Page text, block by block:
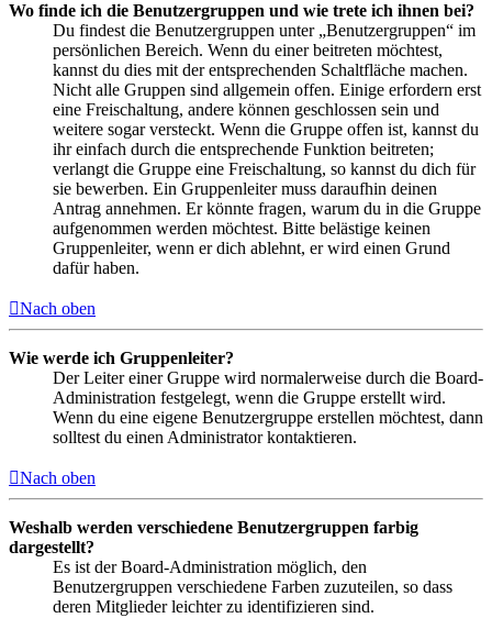
Wo finde ich die Benutzergruppen und wie trete ich ihnen bei?
Du findest die Benutzergruppen unter „Benutzergruppen“ im
persönlichen Bereich. Wenn du einer beitreten möchtest,
kannst du dies mit der entsprechenden Schaltfläche machen.
Nicht alle Gruppen sind allgemein offen. Einige erfordern erst
eine Freischaltung, andere können geschlossen sein und
weitere sogar versteckt. Wenn die Gruppe offen ist, kannst du
ihr einfach durch die entsprechende Funktion beitreten;
verlangt die Gruppe eine Freischaltung, so kannst du dich für
sie bewerben. Ein Gruppenleiter muss daraufhin deinen
Antrag annehmen. Er könnte fragen, warum du in die Gruppe
aufgenommen werden möchtest. Bitte belästige keinen
Gruppenleiter, wenn er dich ablehnt, er wird einen Grund
dafür haben.
Nach oben
Wie werde ich Gruppenleiter?
Der Leiter einer Gruppe wird normalerweise durch die Board-
Administration festgelegt, wenn die Gruppe erstellt wird.
Wenn du eine eigene Benutzergruppe erstellen möchtest, dann
solltest du einen Administrator kontaktieren.
Nach oben
Weshalb werden verschiedene Benutzergruppen farbig
dargestellt?
Es ist der Board-Administration möglich, den
Benutzergruppen verschiedene Farben zuzuteilen, so dass
deren Mitglieder leichter zu identifizieren sind.